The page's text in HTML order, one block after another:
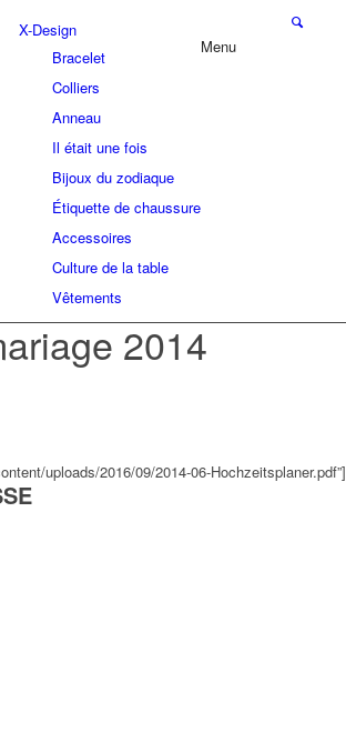
X-Design
Bracelet
Colliers
Anneau
Il était une fois
Bijoux du zodiaque
Étiquette de chaussure
Accessoires
Culture de la table
Vêtements
Menu
2014
uploads/2016/09/2014-06-Hochzeitsplaner.pdf”]